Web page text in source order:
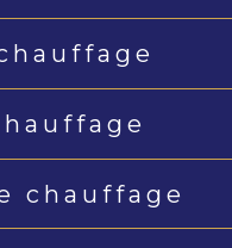
chauffage